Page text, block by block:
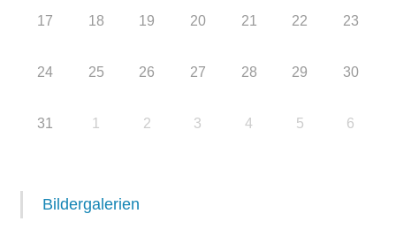
17 18 19 20 21 22 23
24 25 26 27 28 29 30
31 1 2 3 4 5 6
Bildergalerien